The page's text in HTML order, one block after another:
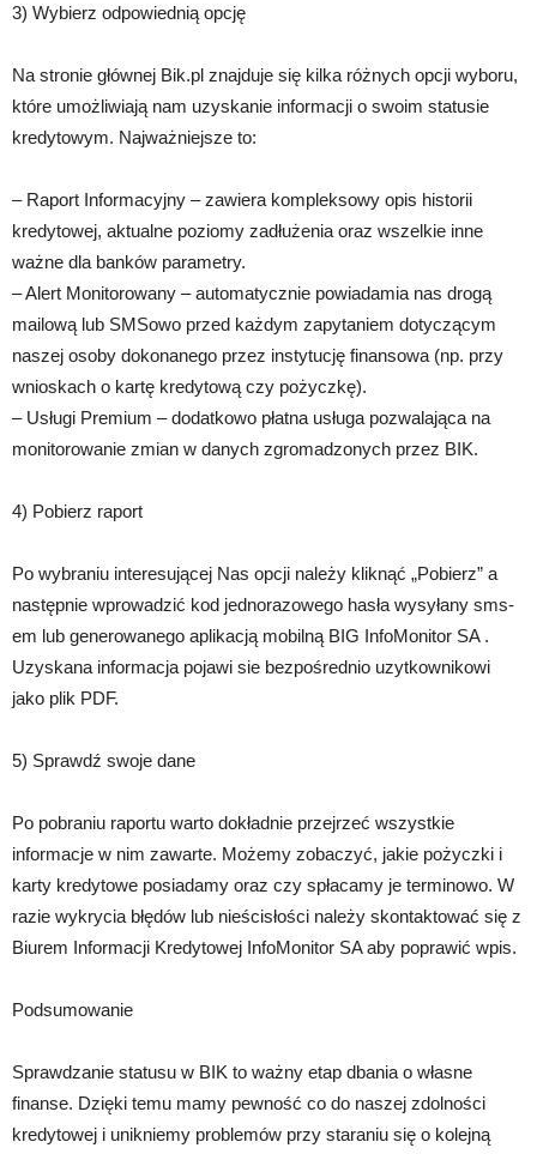
3) Wybierz odpowiednią opcję
Na stronie głównej Bik.pl znajduje się kilka różnych opcji wyboru,
które umożliwiają nam uzyskanie informacji o swoim statusie
kredytowym. Najważniejsze to:
– Raport Informacyjny – zawiera kompleksowy opis historii
kredytowej, aktualne poziomy zadłużenia oraz wszelkie inne
ważne dla banków parametry.
– Alert Monitorowany – automatycznie powiadamia nas drogą
mailową lub SMSowo przed każdym zapytaniem dotyczącym
naszej osoby dokonanego przez instytucję finansowa (np. przy
wnioskach o kartę kredytową czy pożyczkę).
– Usługi Premium – dodatkowo płatna usługa pozwalająca na
monitorowanie zmian w danych zgromadzonych przez BIK.
4) Pobierz raport
Po wybraniu interesującej Nas opcji należy kliknąć „Pobierz” a
następnie wprowadzić kod jednorazowego hasła wysyłany sms-
em lub generowanego aplikacją mobilną BIG InfoMonitor SA .
Uzyskana informacja pojawi sie bezpośrednio uzytkownikowi
jako plik PDF.
5) Sprawdź swoje dane
Po pobraniu raportu warto dokładnie przejrzeć wszystkie
informacje w nim zawarte. Możemy zobaczyć, jakie pożyczki i
karty kredytowe posiadamy oraz czy spłacamy je terminowo. W
razie wykrycia błędów lub nieścisłości należy skontaktować się z
Biurem Informacji Kredytowej InfoMonitor SA aby poprawić wpis.
Podsumowanie
Sprawdzanie statusu w BIK to ważny etap dbania o własne
finanse. Dzięki temu mamy pewność co do naszej zdolności
kredytowej i unikniemy problemów przy staraniu się o kolejną